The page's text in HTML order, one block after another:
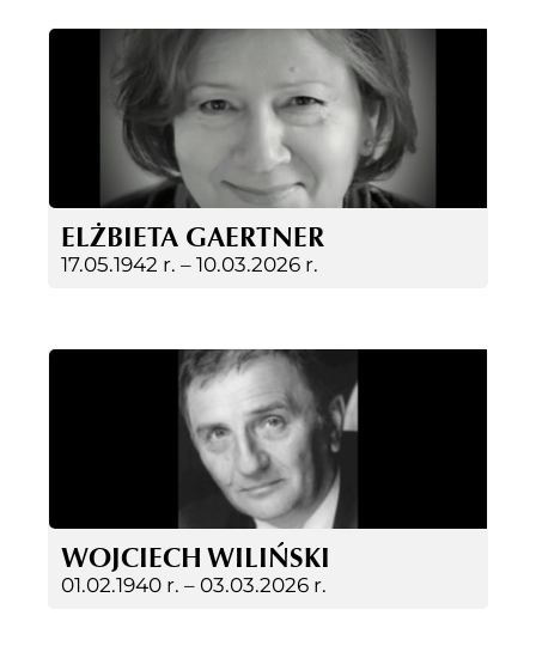
ELŻBIETA GAERTNER
17.05.1942 r. – 10.03.2026 r.
WOJCIECH WILIŃSKI
01.02.1940 r. – 03.03.2026 r.